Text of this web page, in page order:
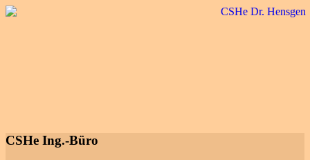
CSHe Ing.-Büro